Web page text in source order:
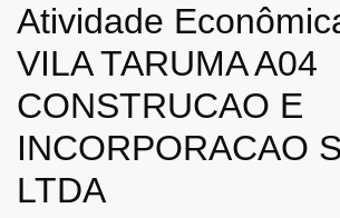
Atividade
VILA TARUMA A04
CONSTRUCAO E
INCORPORACAO
LTDA